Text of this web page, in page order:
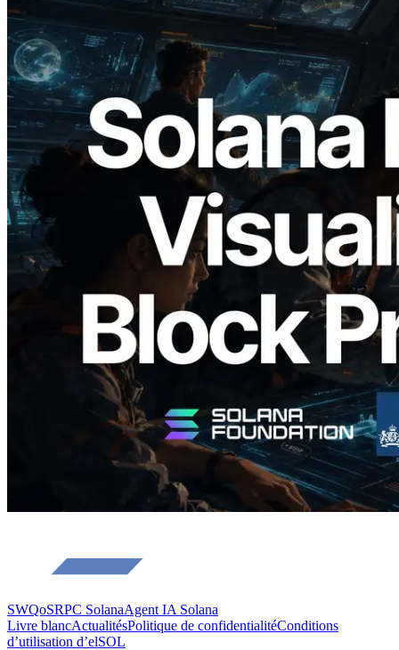
2026.05.24
Validators Solutions lance le Solana Block
Analyzer — Visualisation du temps de
production de bloc par slot et des
validateurs assignés
SWQoSRPC SolanaAgent IA Solana
Livre blancActualitésPolitique de confidentialitéConditions
d’utilisation d’elSOL